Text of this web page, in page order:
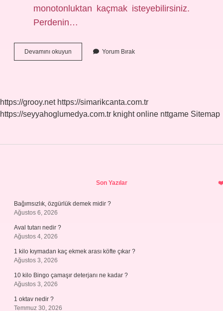
monotonluktan kaçmak isteyebilirsiniz.
Perdenin…
Devamını okuyun
Burçlarının
Yorum Bırak
https://grooy.net https://simarikcanta.com.tr
https://seyyahoglumedya.com.tr knight online nttgame Sitemap
Son Yazılar
Bağımsızlık, özgürlük demek midir ?
Ağustos 6, 2026
Aval tutarı nedir ?
Ağustos 4, 2026
1 kilo kıymadan kaç ekmek arası köfte çıkar ?
Ağustos 3, 2026
10 kilo Bingo çamaşır deterjanı ne kadar ?
Ağustos 3, 2026
1 oktav nedir ?
Temmuz 30, 2026